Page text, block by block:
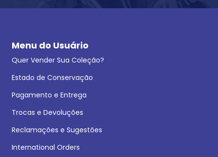
Menu do Usuário
Quer Vender Sua Coleção?
Estado de Conservação
Pagamento e Entrega
Trocas e Devoluções
Reclamações e Sugestões
International Orders